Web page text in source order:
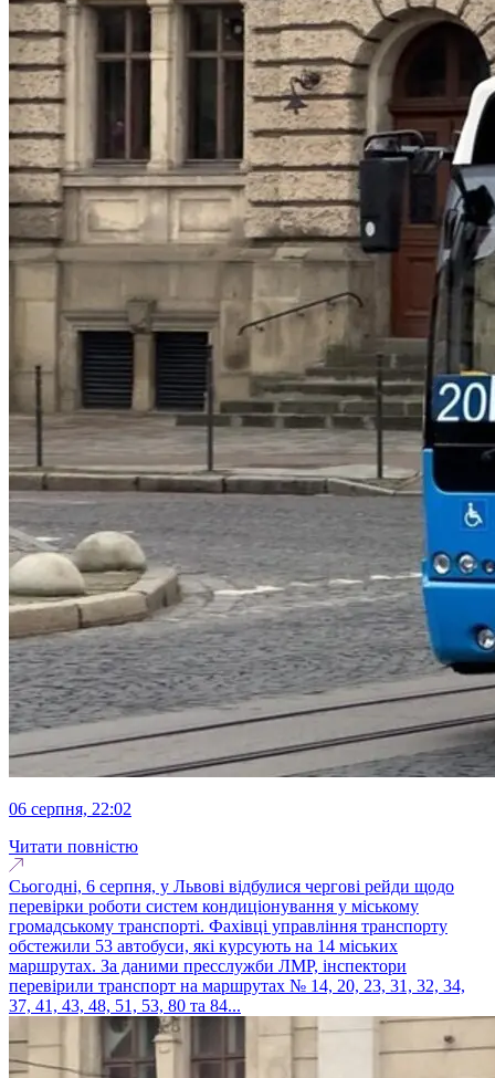
06 серпня, 22:02
Читати повністю
Сьогодні, 6 серпня, у Львові відбулися чергові рейди щодо
перевірки роботи систем кондиціонування у міському
громадському транспорті. Фахівці управління транспорту
обстежили 53 автобуси, які курсують на 14 міських
маршрутах. За даними пресслужби ЛМР, інспектори
перевірили транспорт на маршрутах № 14, 20, 23, 31, 32, 34,
37, 41, 43, 48, 51, 53, 80 та 84...